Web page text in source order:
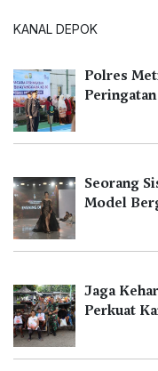
KANAL DEPOK
Polres
Seorang
Model
Jaga
Perkuat